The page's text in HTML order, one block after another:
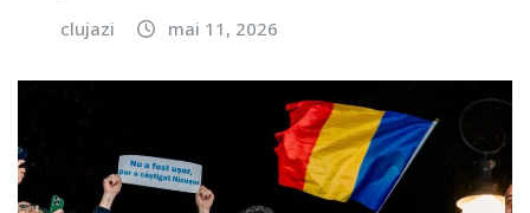
clujazi mai 11, 2026